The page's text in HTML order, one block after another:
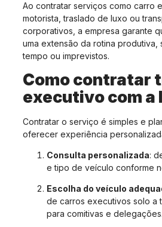
Ao contratar serviços como carro
motorista, traslado de luxo ou
corporativos, a empresa garante
uma extensão da rotina produtiva,
tempo ou imprevistos.
Como contratar
executivo com a
Contratar o serviço é simples e
oferecer experiência
Consulta personalizada:
e tipo de veículo conforme
Escolha do veículo
de carros executivos solo a
para comitivas e delegações.